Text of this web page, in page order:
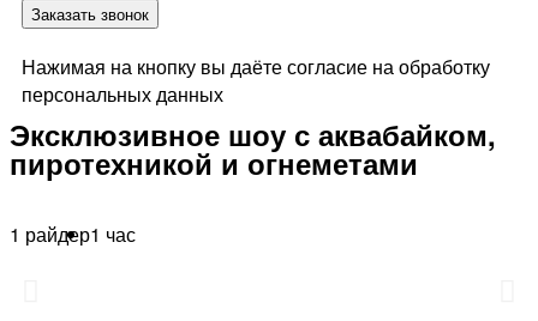
Заказать звонок
Нажимая на кнопку вы даёте согласие на обработку
персональных данных
Эксклюзивное шоу с аквабайком,
пиротехникой и огнеметами
1 райдер1 час